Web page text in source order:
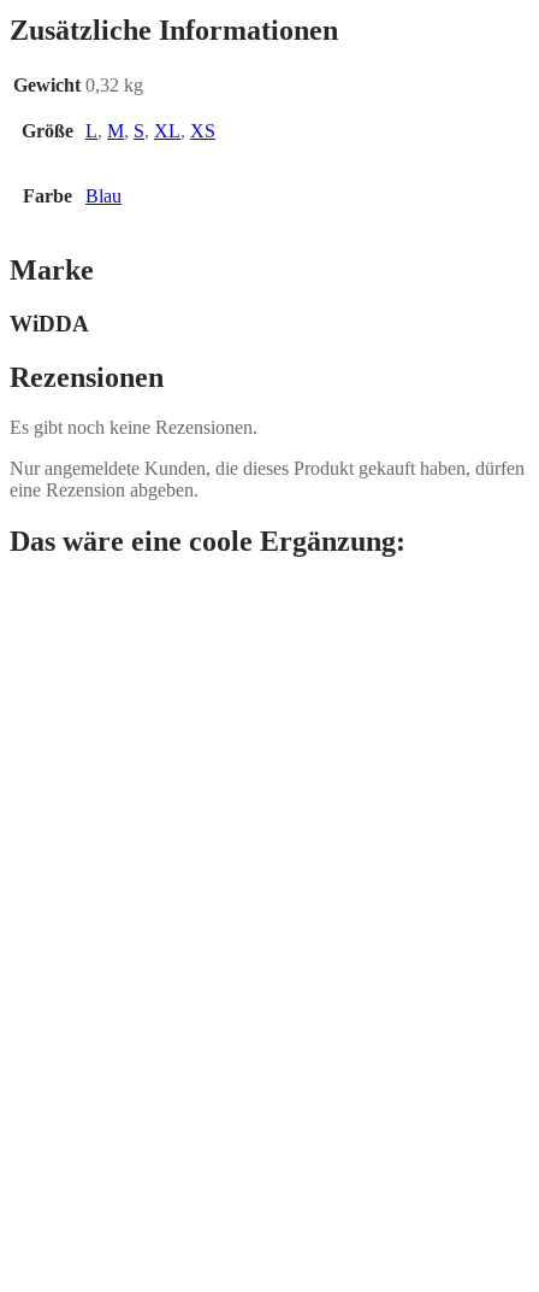
Zusätzliche Informationen
Gewicht 0,32 kg
Größe L, M, S, XL, XS
Farbe Blau
Marke
WiDDA
Rezensionen
Es gibt noch keine Rezensionen.
Nur angemeldete Kunden, die dieses Produkt gekauft haben, dürfen
eine Rezension abgeben.
Das wäre eine coole Ergänzung: